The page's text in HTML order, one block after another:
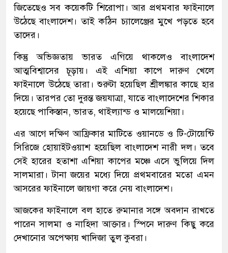
জিতেছেও সব কয়েকটি শিরোপা। আর প্রথমবার ফাইনালে
উঠেছে বাংলাদেশ। তাই কঠিন চ্যালেঞ্জের মুখে পড়তে হবে
তাদের।
কিন্তু অভিজ্ঞতায় ভারত এগিয়ে থাকলেও বাংলাদেশ
আত্মবিশ্বাসের চূড়ায়। এই এশিয়া কাপে দারুণ খেলে
ফাইনালে উঠেছে তারা। শুরুটা হয়েছিল শ্রীলঙ্কার কাছে হার
দিয়ে। তারপর তো দুরন্ত জয়যাত্রা, যাতে বাংলাদেশের শিকার
হয়েছে পাকিস্তান, ভারত, থাইল্যান্ড ও মালয়েশিয়া।
এর আগে দক্ষিণ আফ্রিকার মাটিতে ওয়ানডে ও টি-টোয়েন্টি
সিরিজে হোয়াইটওয়াশ হয়েছিল বাংলাদেশ নারী দল। তবে
সেই হারের হতাশা এশিয়া কাপের মঞ্চে এসে ভুলিয়ে দিল
সালমারা। টানা জয়ের মধ্যে দিয়ে প্রথমবারের মতো এমন
আসরের ফাইনালে জায়গা করে নেয় বাংলাদেশ।
আজকের ফাইনালে বল হাতে রুমানার সঙ্গে অবদান রাখতে
পারেন সালমা ও নাহিদা আক্তার। স্পিনে দারুণ কিছু করে
দেখানোর অপেক্ষায় খাদিজা তুল কুবরা।